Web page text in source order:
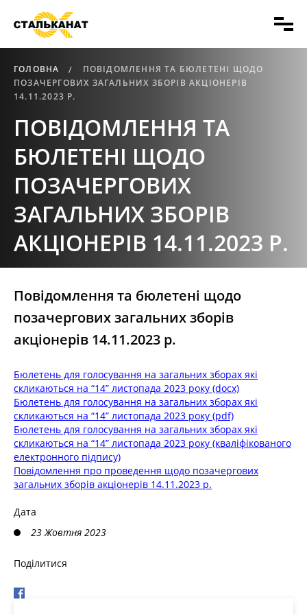
ГОЛОВНА
ПОВІДОМЛЕННЯ ТА БЮЛЕТЕНІ ЩОДО
ПОЗАЧЕРГОВИХ ЗАГАЛЬНИХ ЗБОРІВ АКЦІОНЕРІВ
14.11.2023 Р.
ПОВІДОМЛЕННЯ ТА
БЮЛЕТЕНІ ЩОДО
ПОЗАЧЕРГОВИХ
ЗАГАЛЬНИХ ЗБОРІВ
АКЦІОНЕРІВ 14.11.2023 Р.
Повідомлення та бюлетені щодо
позачергових загальних зборів
акціонерів 14.11.2023 р.
Бюлетень для голосування на загальних зборах які
скликаються на “14” листопада 2023 року (docx)
Бюлетень для голосування на загальних зборах які
скликаються на “14” листопада 2023 року (pdf)
Бюлетень для голосування на загальних зборах які
скликаються на “14” листопада 2023 року (кваліфікованого
електронного підпису)
Повідомлення про проведення щодо позачергових
загальних зборів акціонерів 14.11.2023 р.
Дата
23 Жовтня 2023
Поділитися